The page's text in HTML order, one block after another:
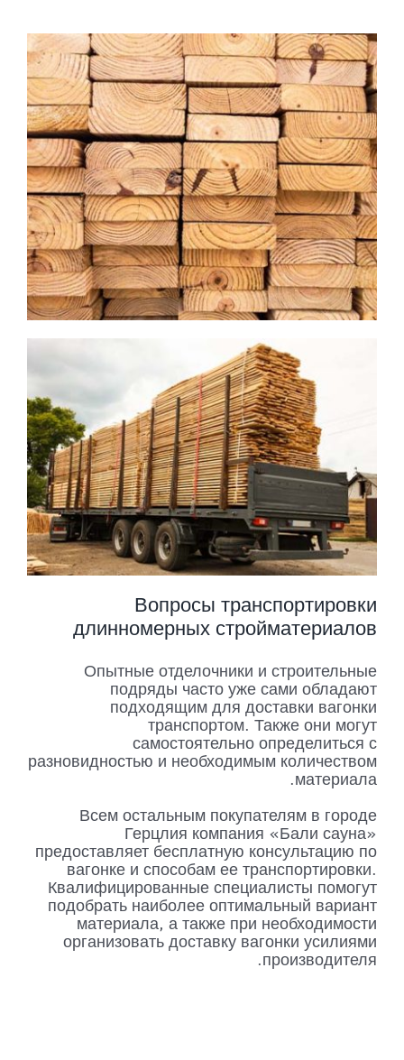
Вопросы транспортировки
длинномерных стройматериалов
Опытные отделочники и строительные
подряды часто уже сами обладают
подходящим для доставки вагонки
транспортом. Также они могут
самостоятельно определиться с
разновидностью и необходимым количеством
материала.
Всем остальным покупателям в городе
Герцлия компания «Бали сауна»
предоставляет бесплатную консультацию по
вагонке и способам ее транспортировки.
Квалифицированные специалисты помогут
подобрать наиболее оптимальный вариант
материала, а также при необходимости
организовать доставку вагонки усилиями
производителя.